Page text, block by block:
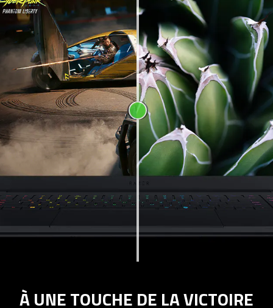
À UNE TOUCHE DE LA VICTOIRE